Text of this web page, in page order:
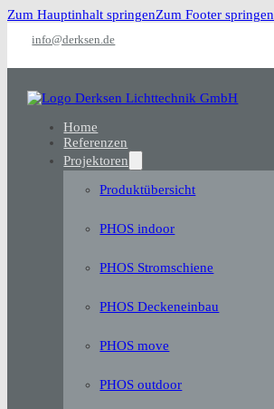
Zum Hauptinhalt springenZum Footer springen
info@derksen.de
Home
Referenzen
Projektoren
Produktübersicht
PHOS indoor
PHOS Stromschiene
PHOS Deckeneinbau
PHOS move
PHOS outdoor